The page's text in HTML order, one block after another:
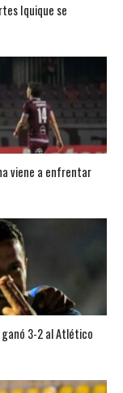
Iquique se
viene a enfrentar
ganó 3-2 al Atlético